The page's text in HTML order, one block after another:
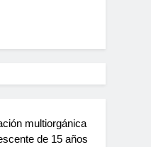
multiorgánica
de 15 años